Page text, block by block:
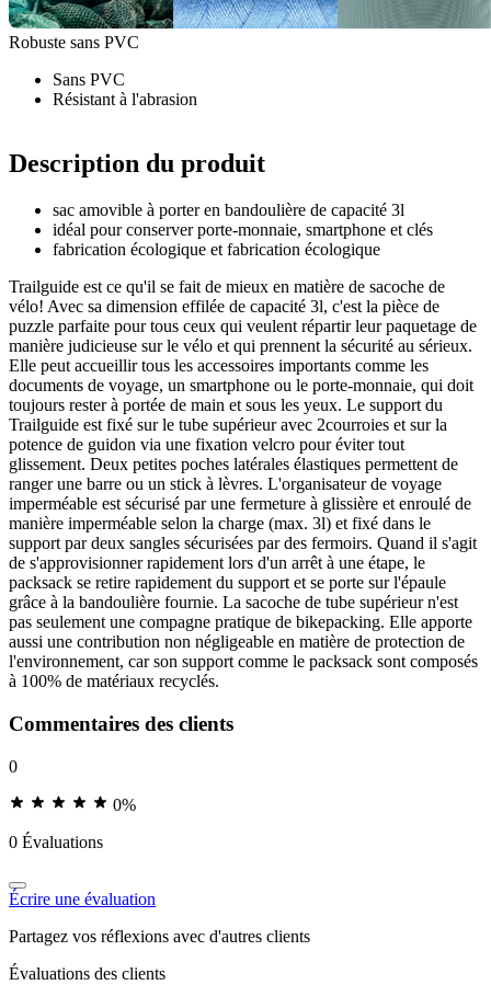
Robuste sans PVC
Sans PVC
Résistant à l'abrasion
Description du produit
sac amovible à porter en bandoulière de capacité 3l
idéal pour conserver porte-monnaie, smartphone et clés
fabrication écologique et fabrication écologique
Trailguide est ce qu'il se fait de mieux en matière de sacoche de
vélo! Avec sa dimension effilée de capacité 3l, c'est la pièce de
puzzle parfaite pour tous ceux qui veulent répartir leur paquetage de
manière judicieuse sur le vélo et qui prennent la sécurité au sérieux.
Elle peut accueillir tous les accessoires importants comme les
documents de voyage, un smartphone ou le porte-monnaie, qui doit
toujours rester à portée de main et sous les yeux. Le support du
Trailguide est fixé sur le tube supérieur avec 2courroies et sur la
potence de guidon via une fixation velcro pour éviter tout
glissement. Deux petites poches latérales élastiques permettent de
ranger une barre ou un stick à lèvres. L'organisateur de voyage
imperméable est sécurisé par une fermeture à glissière et enroulé de
manière imperméable selon la charge (max. 3l) et fixé dans le
support par deux sangles sécurisées par des fermoirs. Quand il s'agit
de s'approvisionner rapidement lors d'un arrêt à une étape, le
packsack se retire rapidement du support et se porte sur l'épaule
grâce à la bandoulière fournie. La sacoche de tube supérieur n'est
pas seulement une compagne pratique de bikepacking. Elle apporte
aussi une contribution non négligeable en matière de protection de
l'environnement, car son support comme le packsack sont composés
à 100% de matériaux recyclés.
Commentaires des clients
0
0%
0 Évaluations
Écrire une évaluation
Partagez vos réflexions avec d'autres clients
Évaluations des clients